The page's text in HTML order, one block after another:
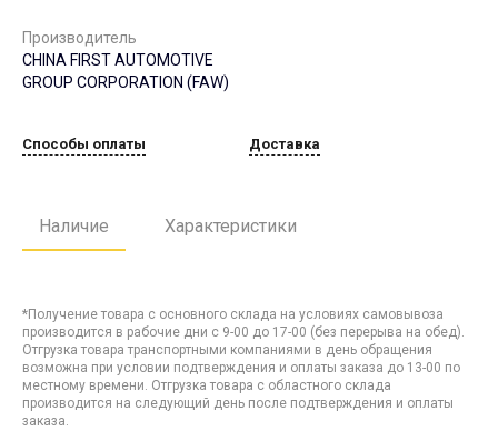
Производитель
CHINA FIRST AUTOMOTIVE
GROUP CORPORATION (FAW)
Способы оплаты Доставка
Наличие Характеристики
*Получение товара с основного склада на условиях самовывоза
производится в рабочие дни с 9-00 до 17-00 (без перерыва на обед).
Отгрузка товара транспортными компаниями в день обращения
возможна при условии подтверждения и оплаты заказа до 13-00 по
местному времени. Отгрузка товара с областного склада
производится на следующий день после подтверждения и оплаты
заказа.